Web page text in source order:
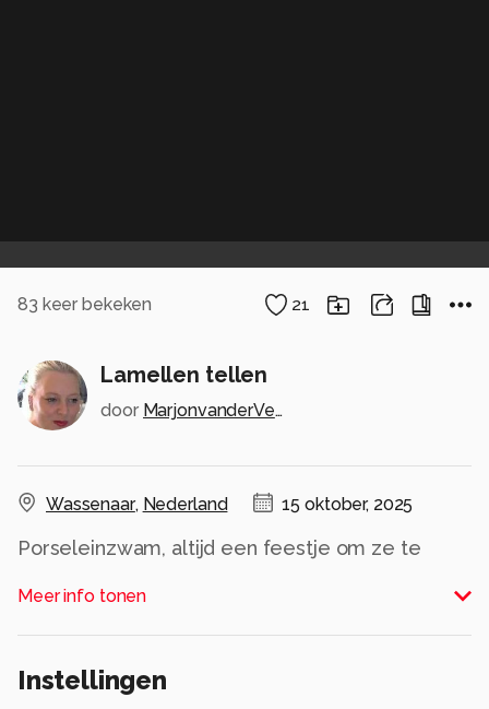
83 keer bekeken 21
Lamellen tellen
door MarjonvanderVegt1967
Wassenaar, Nederland 15 oktober, 2025
Porseleinzwam, altijd een feestje om ze te
Iedereen hartelijk dank voor de waardering & de
reacties op mijn werk. Dat is altijd wéér
Veel fotoplezier toegewenst.
Meer info tonen
Instellingen